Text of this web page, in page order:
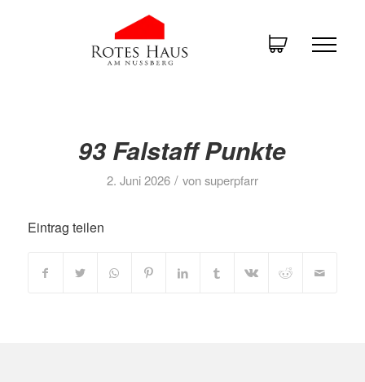
93 Falstaff Punkte
2. Juni 2026 / vonsuperpfarr
Eintrag teilen